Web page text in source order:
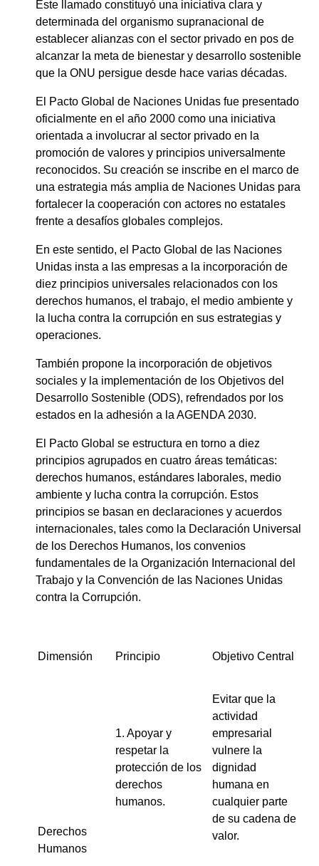
Este llamado constituyó una iniciativa clara y
determinada del organismo supranacional de
establecer alianzas con el sector privado en pos de
alcanzar la meta de bienestar y desarrollo sostenible
que la ONU persigue desde hace varias décadas.
El Pacto Global de Naciones Unidas fue presentado
oficialmente en el año 2000 como una iniciativa
orientada a involucrar al sector privado en la
promoción de valores y principios universalmente
reconocidos. Su creación se inscribe en el marco de
una estrategia más amplia de Naciones Unidas para
fortalecer la cooperación con actores no estatales
frente a desafíos globales complejos.
En este sentido, el Pacto Global de las Naciones
Unidas insta a las empresas a la incorporación de
diez principios universales relacionados con los
derechos humanos, el trabajo, el medio ambiente y
la lucha contra la corrupción en sus estrategias y
operaciones.
También propone la incorporación de objetivos
sociales y la implementación de los Objetivos del
Desarrollo Sostenible (ODS), refrendados por los
estados en la adhesión a la AGENDA 2030.
El Pacto Global se estructura en torno a diez
principios agrupados en cuatro áreas temáticas:
derechos humanos, estándares laborales, medio
ambiente y lucha contra la corrupción. Estos
principios se basan en declaraciones y acuerdos
internacionales, tales como la Declaración Universal
de los Derechos Humanos, los convenios
fundamentales de la Organización Internacional del
Trabajo y la Convención de las Naciones Unidas
contra la Corrupción.
Dimensión Principio Objetivo Central
Derechos
Humanos
1. Apoyar y
respetar la
protección de los
derechos
humanos.
Evitar que la
actividad
empresarial
vulnere la
dignidad
humana en
cualquier parte
de su cadena de
valor.